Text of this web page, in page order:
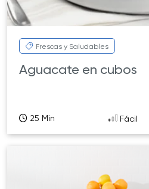
Frescas y Saludables
Aguacate en cubos
25 Min Fácil